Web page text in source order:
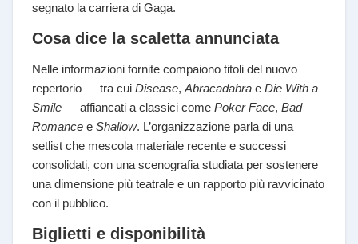
segnato la carriera di Gaga.
Cosa dice la scaletta annunciata
Nelle informazioni fornite compaiono titoli del nuovo
repertorio — tra cui Disease, Abracadabra e Die With a
Smile — affiancati a classici come Poker Face, Bad
Romance e Shallow. L’organizzazione parla di una
setlist che mescola materiale recente e successi
consolidati, con una scenografia studiata per sostenere
una dimensione più teatrale e un rapporto più ravvicinato
con il pubblico.
Biglietti e disponibilità